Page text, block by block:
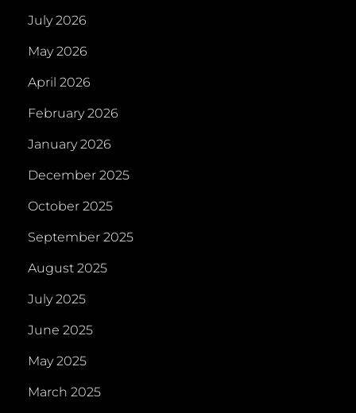
July 2026
May 2026
April 2026
February 2026
January 2026
December 2025
October 2025
September 2025
August 2025
July 2025
June 2025
May 2025
March 2025